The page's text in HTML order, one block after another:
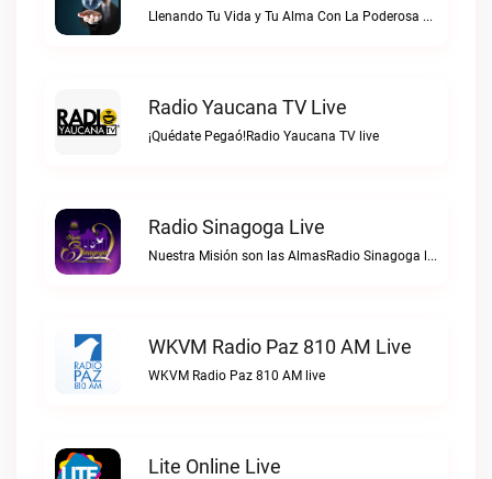
Llenando Tu Vida y Tu Alma Con La Poderosa Palabra de DiosImpactando Al Mundo live
Radio Yaucana TV Live
¡Quédate Pegaó!Radio Yaucana TV live
Radio Sinagoga Live
Nuestra Misión son las AlmasRadio Sinagoga live
WKVM Radio Paz 810 AM Live
WKVM Radio Paz 810 AM live
Lite Online Live